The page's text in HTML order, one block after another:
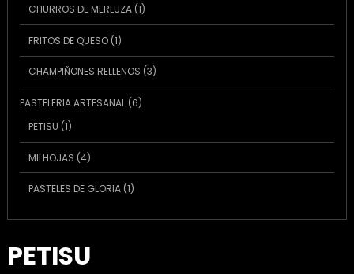
CHURROS DE MERLUZA 11
producto
FRITOS DE QUESO 11
producto
CHAMPIÑONES RELLENOS 33
productos
PASTELERIA ARTESANAL 66
PETISU 11
producto
MILHOJAS 44
productos
PASTELES DE GLORIA 11
PETISU